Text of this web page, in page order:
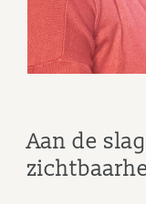
Aan de